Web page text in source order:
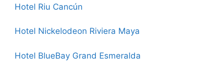
Hotel Riu Cancún
Hotel Nickelodeon Riviera Maya
Hotel BlueBay Grand Esmeralda